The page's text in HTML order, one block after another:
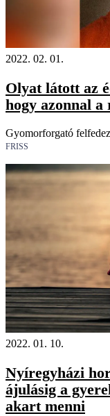
2022. 02. 01.
Olyat látott az
hogy azonnal
Gyomorforgató
FRISS
2022. 01. 10.
Nyíregyházi
ájulásig a
akart menni